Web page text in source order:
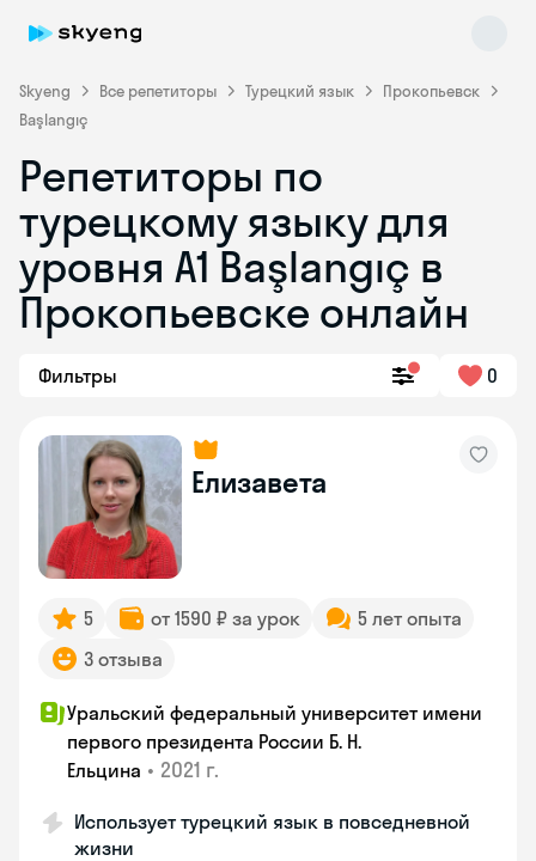
Skyeng Все репетиторы Турецкий язык
Прокопьевск
Başlangıç
Репетиторы по
турецкому языку для
уровня A1 Başlangıç в
Прокопьевске онлайн
Фильтры 0
Елизавета
5 от 1590 ₽ за урок
5 лет опыта
3 отзыва
Уральский федеральный университет имени
первого президента России Б. Н.
Ельцина • 2021 г.
Использует турецкий язык в повседневной
жизни
Skyeng Chat